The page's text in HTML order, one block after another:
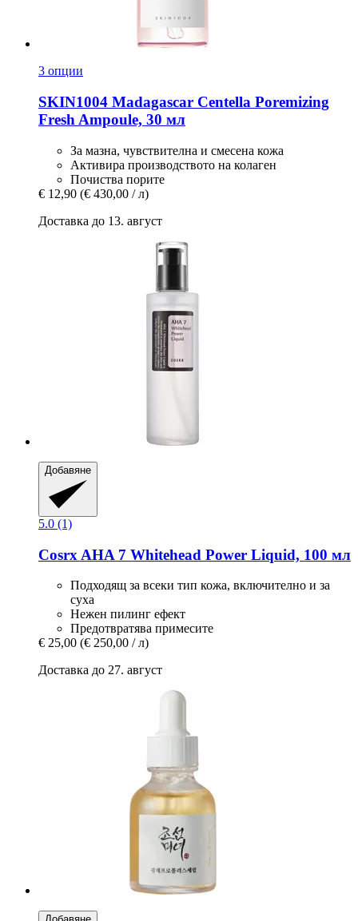
3 опции
SKIN1004 Madagascar Centella Poremizing
Fresh Ampoule, 30 мл
За мазна, чувствителна и смесена кожа
Активира производството на колаген
Почиства порите
€ 12,90 (€ 430,00 / л)
Доставка до 13. август
Добавяне
5.0 (1)
Cosrx AHA 7 Whitehead Power Liquid, 100 мл
Подходящ за всеки тип кожа, включително и за
суха
Нежен пилинг ефект
Предотвратява примесите
€ 25,00 (€ 250,00 / л)
Доставка до 27. август